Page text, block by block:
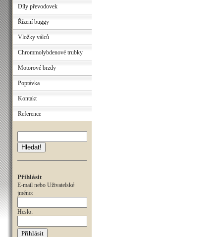
Díly převodovek
Řízení buggy
Vložky válců
Chrommolybdenové trubky
Motorové brzdy
Poptávka
Kontakt
Reference
Hledat!
Přihlásit
E-mail nebo Uživatelské
jméno:
Heslo: